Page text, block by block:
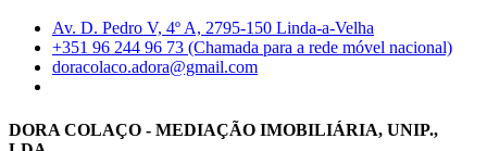
Av. D. Pedro V, 4º A, 2795-150 Linda-a-Velha
+351 96 244 96 73 (Chamada para a rede móvel nacional)
doracolaco.adora@gmail.com
DORA COLAÇO - MEDIAÇÃO IMOBILIÁRIA, UNIP.,